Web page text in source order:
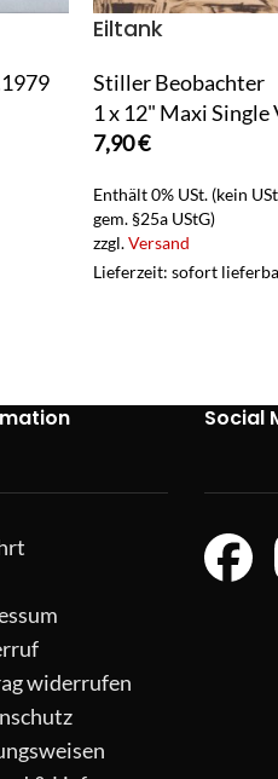
Eiltank
Stiller Beobachter
1 x 12" Maxi Single
7,90€
Enthält 0% USt. (kein
gem. §25a UStG)
zzgl.Versand
Lieferzeit: sofort
widerrufen
Social